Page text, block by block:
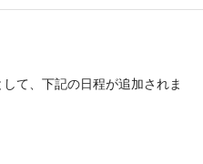
て、下記の日程が追加されま